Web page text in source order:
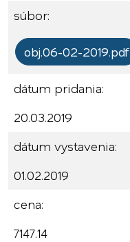
súbor:
obj.06-02-2019.pdf
dátum pridania:
20.03.2019
dátum vystavenia:
01.02.2019
cena:
7147.14